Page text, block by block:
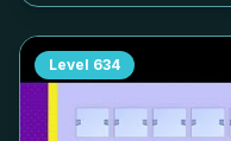
Level 634